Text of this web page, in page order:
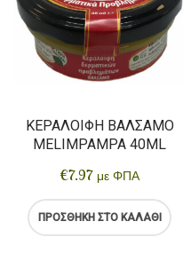
ΚΕΡΑΛΟΙΦΉ ΒΆΛΣΑΜΟ
MELIMPAMPA 40ML
€7.97 με ΦΠΑ
ΠΡΟΣΘΉΚΗ ΣΤΟ ΚΑΛΆΘΙ